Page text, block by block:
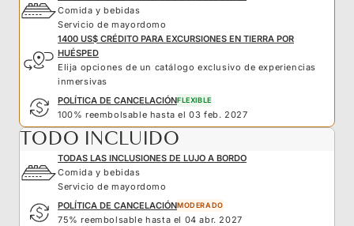
Comida y bebidas
Servicio de mayordomo
1400 US$ CRÉDITO PARA EXCURSIONES EN TIERRA POR
HUÉSPED
Elija opciones de un catálogo exclusivo de experiencias
inmersivas
POLÍTICA DE CANCELACIÓNFLEXIBLE
100% reembolsable hasta el 03 feb. 2027
TODO INCLUIDO
TODAS LAS INCLUSIONES DE LUJO A BORDO
Comida y bebidas
Servicio de mayordomo
POLÍTICA DE CANCELACIÓNMODERADO
75% reembolsable hasta el 04 abr. 2027